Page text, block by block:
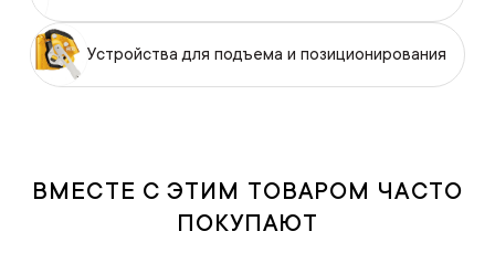
Устройства для подъема и позиционирования
ВМЕСТЕ С ЭТИМ ТОВАРОМ ЧАСТО
ПОКУПАЮТ